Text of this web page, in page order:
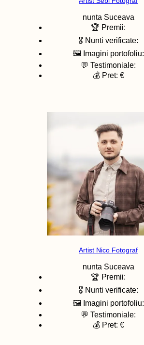
nunta Suceava
🏆 Premii:
🎖️ Nunti verificate:
🖼️ Imagini portofoliu:
💬 Testimoniale:
💰 Pret: €
Artist Nico Fotograf
nunta Suceava
🏆 Premii:
🎖️ Nunti verificate:
🖼️ Imagini portofoliu:
💬 Testimoniale:
💰 Pret: €